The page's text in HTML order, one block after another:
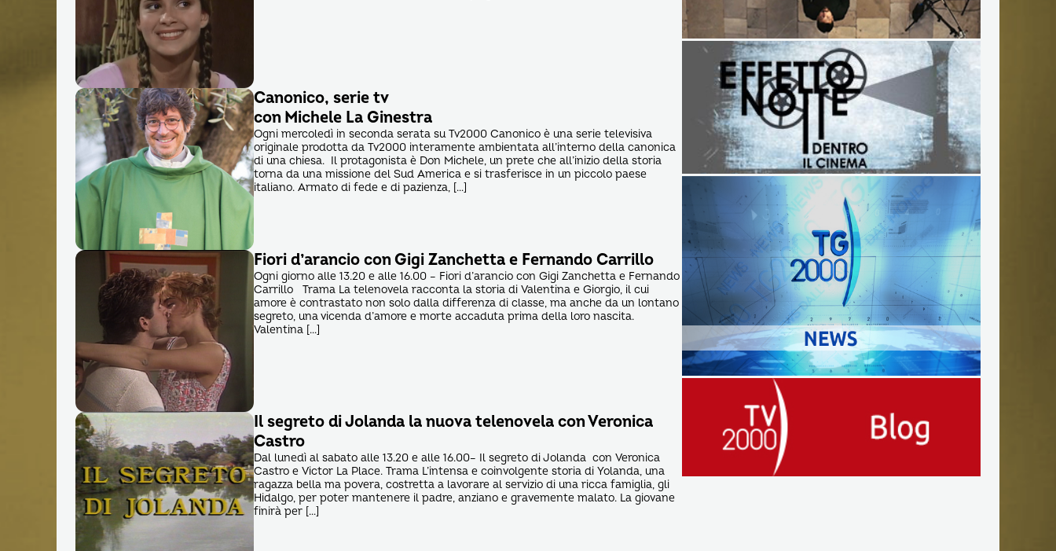
Canonico, serie tv
con Michele La Ginestra
Ogni mercoledì in seconda serata su Tv2000 Canonico è una serie televisiva
originale prodotta da Tv2000 interamente ambientata all’interno della canonica
di una chiesa. Il protagonista è Don Michele, un prete che all’inizio della storia
torna da una missione del Sud America e si trasferisce in un piccolo paese
italiano. Armato di fede e di pazienza, […]
Fiori d’arancio con Gigi Zanchetta e Fernando Carrillo
Ogni giorno alle 13.20 e alle 16.00 – Fiori d’arancio con Gigi Zanchetta e Fernando
Carrillo Trama La telenovela racconta la storia di Valentina e Giorgio, il cui
amore è contrastato non solo dalla differenza di classe, ma anche da un lontano
segreto, una vicenda d’amore e morte accaduta prima della loro nascita.
Valentina […]
Il segreto di Jolanda la nuova telenovela con Veronica
Castro
Dal lunedì al sabato alle 13.20 e alle 16.00– Il segreto di Jolanda con Veronica
Castro e Victor La Place. Trama L’intensa e coinvolgente storia di Yolanda, una
ragazza bella ma povera, costretta a lavorare al servizio di una ricca famiglia, gli
Hidalgo, per poter mantenere il padre, anziano e gravemente malato. La giovane
finirà per […]